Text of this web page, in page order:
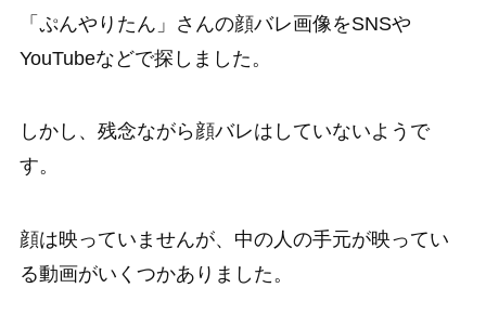
「ぷんやりたん」さんの顔バレ画像をSNSや
YouTubeなどで探しました。
しかし、残念ながら顔バレはしていないようで
す。
顔は映っていませんが、中の人の手元が映ってい
る動画がいくつかありました。